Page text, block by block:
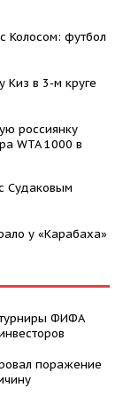
Колосом: футбол
Киз в 3-м круге
россиянку
WTA 1000 в
Судаковым
у «Карабаха»
ФИФА
поражение